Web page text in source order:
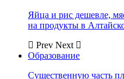
Яйца и рис дешевле,
на продукты в
Prev Next
Образование
Существенную часть